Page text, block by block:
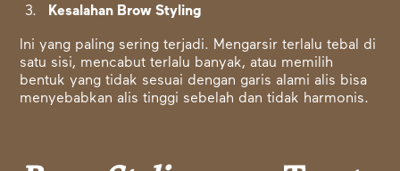
Kesalahan Brow Styling
Ini yang paling sering terjadi. Mengarsir terlalu tebal di
satu sisi, mencabut terlalu banyak, atau memilih
bentuk yang tidak sesuai dengan garis alami alis bisa
menyebabkan alis tinggi sebelah dan tidak harmonis.